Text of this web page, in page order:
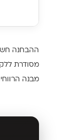
ההבחנה
מסודרת
מבנה